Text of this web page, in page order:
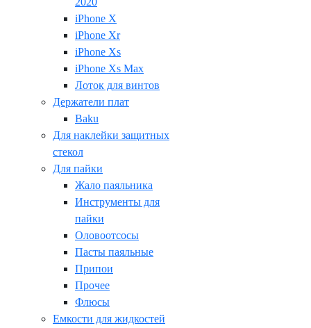
iPhone X
iPhone Xr
iPhone Xs
iPhone Xs Max
Лоток для винтов
Держатели плат
Baku
Для наклейки защитных
стекол
Для пайки
Жало паяльника
Инструменты для
пайки
Оловоотсосы
Пасты паяльные
Припои
Прочее
Флюсы
Емкости для жидкостей